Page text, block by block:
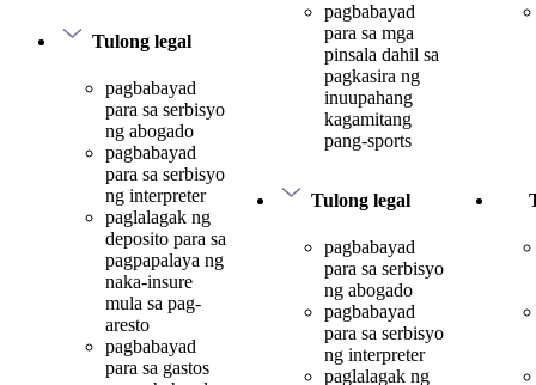
Tulong legal
pagbabayad
para sa serbisyo
ng abogado
pagbabayad
para sa serbisyo
ng interpreter
paglalagak ng
deposito para sa
pagpapalaya ng
naka-insure
mula sa pag-
aresto
pagbabayad
para sa gastos
pagbabayad
para sa mga
pinsala dahil sa
pagkasira ng
inuupahang
kagamitang
pang-sports
Tulong legal
pagbabayad
para sa serbisyo
ng abogado
pagbabayad
para sa serbisyo
ng interpreter
paglalagak ng